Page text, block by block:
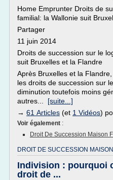
Home Emprunter Droits de
familial: la Wallonie suit
Partager
11 juin 2014
Droits de succession sur le
suit Bruxelles et la Flandre
Après Bruxelles et la
les droits de succession sur
diminution toutefois moins
autres... [suite...]
→ 61 Articles (et 1 Vidéos)
Voir également :
Droit De Succession Maison
DROIT DE SUCCESSION
Indivision : pourquoi
droit de ...